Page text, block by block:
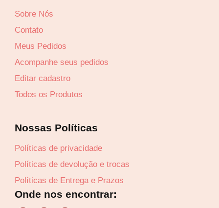
R$25,70
6x deR$3,00sem juros
Sobre Nós
Contato
Meus Pedidos
Acompanhe seus pedidos
Editar cadastro
Todos os Produtos
Nossas Políticas
Políticas de privacidade
Políticas de devolução e trocas
Políticas de Entrega e Prazos
Onde nos encontrar: